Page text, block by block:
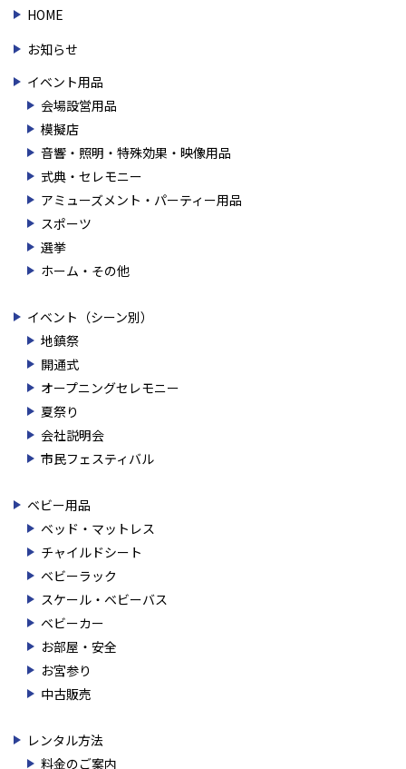
HOME
お知らせ
イベント用品
会場設営用品
模擬店
音響・照明・特殊効果・映像用品
式典・セレモニー
アミューズメント・パーティー用品
スポーツ
選挙
ホーム・その他
イベント（シーン別）
地鎮祭
開通式
オープニングセレモニー
夏祭り
会社説明会
市民フェスティバル
ベビー用品
ベッド・マットレス
チャイルドシート
ベビーラック
スケール・ベビーバス
ベビーカー
お部屋・安全
お宮参り
中古販売
レンタル方法
料金のご案内